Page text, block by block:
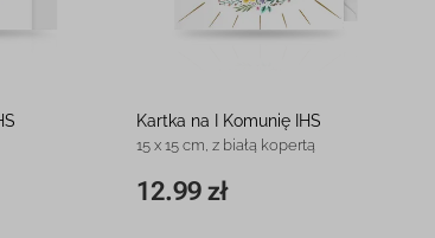
Kartka na I Komunię IHS
15 x 15 cm, z białą kopertą
12.99 zł
15 x 15 cm